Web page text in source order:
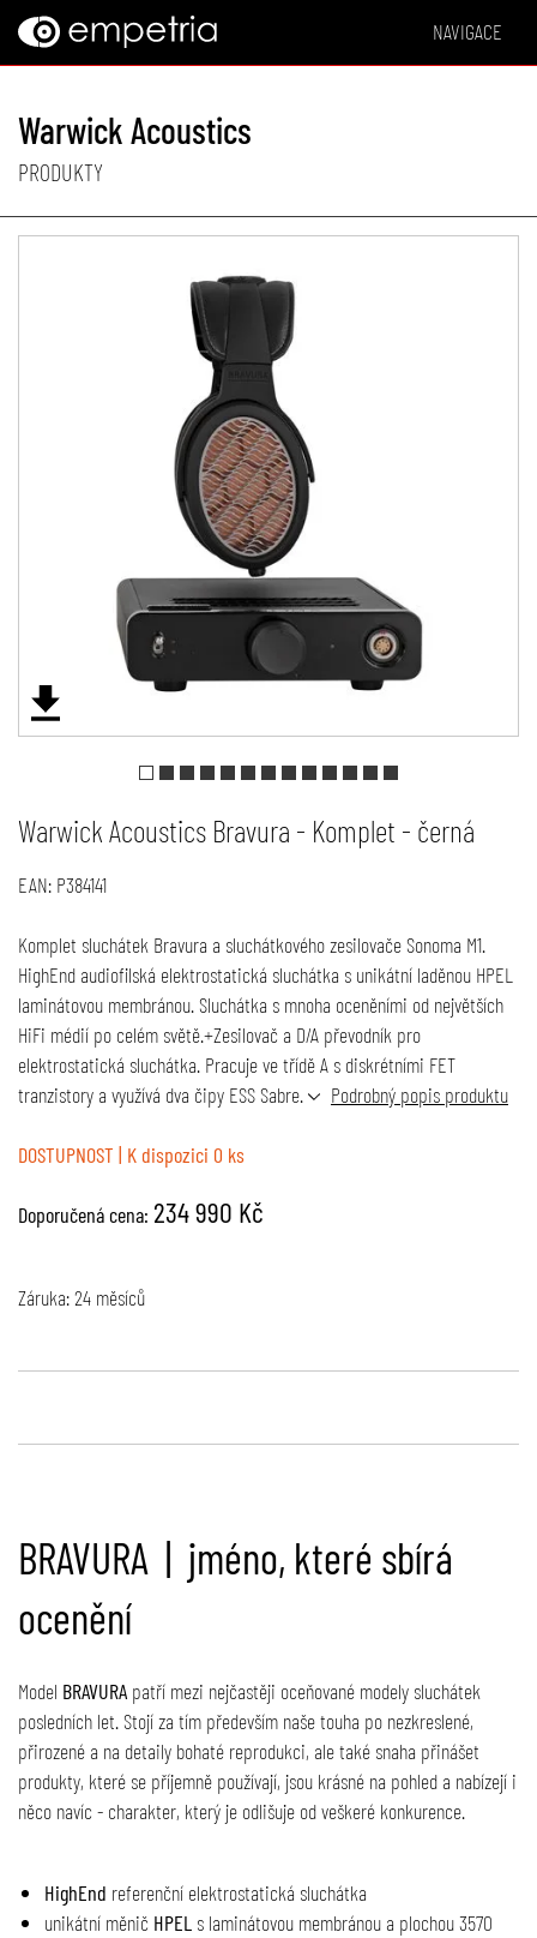
NAVIGACE
Warwick Acoustics
PRODUKTY
Warwick Acoustics Bravura - Komplet - černá
EAN:P384141
Komplet sluchátek Bravura a sluchátkového zesilovače Sonoma M1.
HighEnd audiofilská elektrostatická sluchátka s unikátní laděnou HPEL
laminátovou membránou. Sluchátka s mnoha oceněními od největších
HiFi médií po celém světě.+Zesilovač a D/A převodník pro
elektrostatická sluchátka. Pracuje ve třídě A s diskrétními FET
tranzistory a využívá dva čipy ESS Sabre.
Podrobný popis produktu
DOSTUPNOST | K dispozici 0 ks
Doporučená cena: 234 990 Kč
Záruka: 24 měsíců
BRAVURA | jméno, které sbírá
ocenění
Model BRAVURApatří mezi nejčastěji oceňované modely sluchátek
posledních let. Stojí za tím především naše touha po nezkreslené,
přirozené a na detaily bohaté reprodukci, ale také snaha přinášet
produkty, které se příjemně používají, jsou krásné na pohled a nabízejí i
něco navíc - charakter, který je odlišuje od veškeré konkurence.
HighEnd referenční elektrostatická sluchátka
unikátní měnič HPEL s laminátovou membránou a plochou 3570